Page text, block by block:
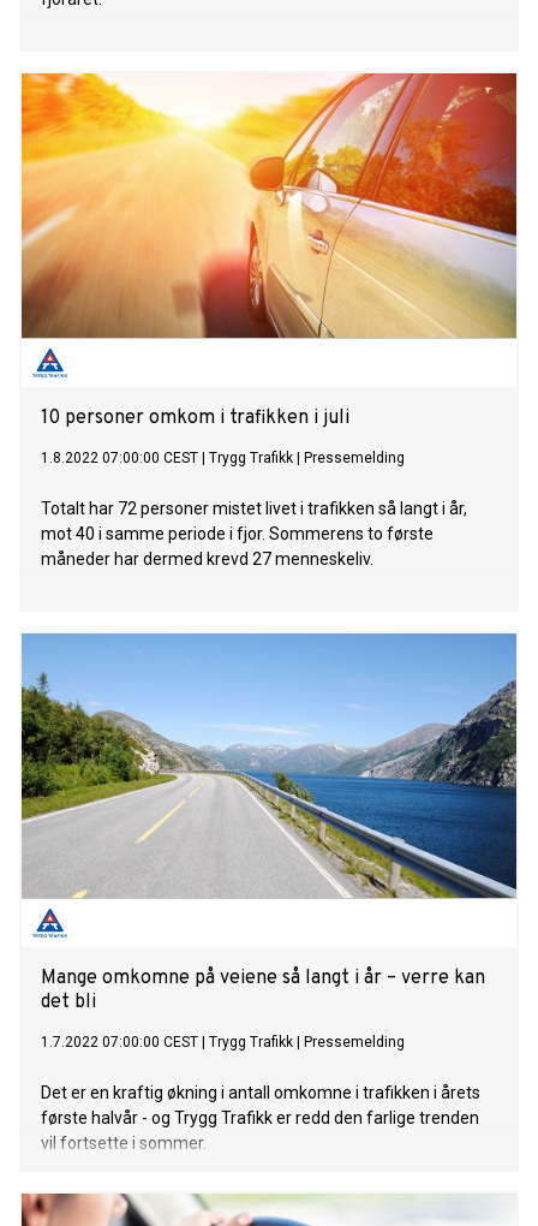
10 personer omkom i trafikken i juli
1.8.2022 07:00:00 CEST Trygg Trafikk Pressemelding
Totalt har 72 personer mistet livet i trafikken så langt i år,
mot 40 i samme periode i fjor. Sommerens to første
måneder har dermed krevd 27 menneskeliv.
Mange omkomne på veiene så langt i år – verre kan
det bli
1.7.2022 07:00:00 CEST Trygg Trafikk Pressemelding
Det er en kraftig økning i antall omkomne i trafikken i årets
første halvår - og Trygg Trafikk er redd den farlige trenden
vil fortsette i sommer.